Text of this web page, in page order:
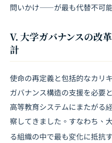
問いかけ――が最も代替不可
V. 大学ガバナンスの改
計
使命の再定義と包括的なカリ
ガバナンス構造の支援を必要
高等教育システムにまたがる
察してきました。すなわち、
る組織の中で最も変化に抵抗